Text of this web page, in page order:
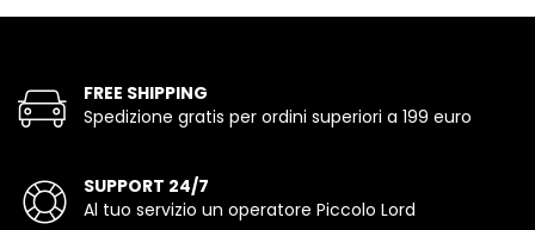
FREE SHIPPING
Spedizione gratis per ordini superiori a 199 euro
SUPPORT 24/7
Al tuo servizio un operatore Piccolo Lord